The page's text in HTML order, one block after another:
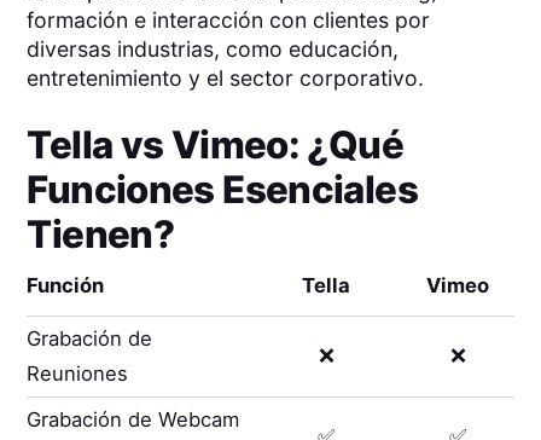
formación e interacción con clientes por
diversas industrias, como educación,
entretenimiento y el sector corporativo.
TellavsVimeo: ¿Qué
Funciones Esenciales
Tienen?
Función Tella Vimeo
Grabación de
Reuniones
❌ ❌
Grabación de Webcam